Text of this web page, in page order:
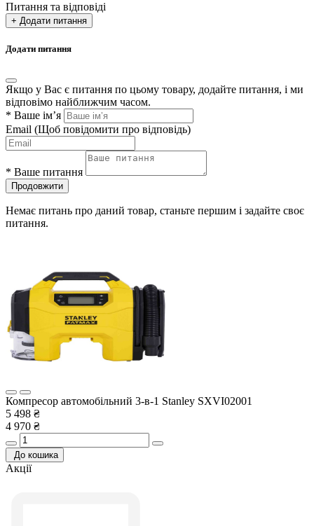
Питання та відповіді
+ Додати питання
Додати питання
Якщо у Вас є питання по цьому товару, додайте питання, і ми
відповімо найближчим часом.
* Ваше ім’я
Email (Щоб повідомити про відповідь)
* Ваше питання
Продовжити
Немає питань про даний товар, станьте першим і задайте своє
питання.
Компресор автомобільний 3-в-1 Stanley SXVI02001
5 498 ₴
4 970 ₴
До кошика
Акції